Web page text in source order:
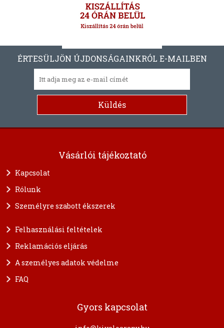
ÉRTESÜLJÖN ÚJDONSÁGAINKRÓL E-MAILBEN
Vásárlói tájékoztató
Kapcsolat
Rólunk
Személyre szabott ékszerek
Felhasználási feltételek
Reklamációs eljárás
A személyes adatok védelme
FAQ
Gyors kapcsolat